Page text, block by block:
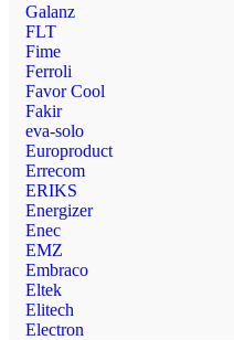
Galanz
FLT
Fime
Ferroli
Favor Cool
Fakir
eva-solo
Europroduct
Errecom
ERIKS
Energizer
Enec
EMZ
Embraco
Eltek
Elitech
Electron